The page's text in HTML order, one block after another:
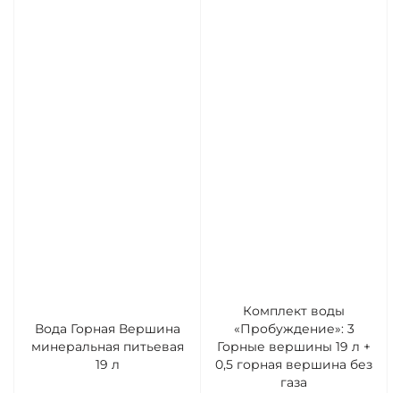
Вода Горная Вершина
минеральная питьевая
19 л
Комплект воды
«Пробуждение»: 3
Горные вершины 19 л +
0,5 горная вершина без
газа